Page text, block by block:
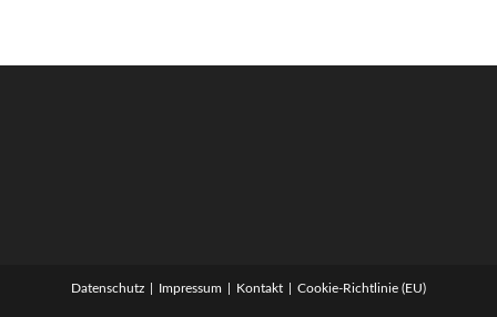
Datenschutz Impressum Kontakt Cookie-Richtlinie (EU)